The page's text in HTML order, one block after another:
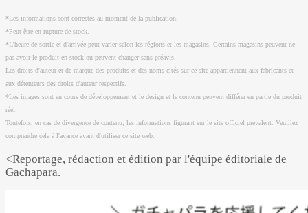
*Les informations sont correctes au moment de la publication.
*Peut être en rupture de stock.
*L'heure de sortie et d'arrivée peut varier selon les régions et les magasins. Certains magasins peuvent ne
pas avoir le produit en stock ou peuvent changer sans préavis.
Les droits d'auteur et de marque des produits et des noms cités sur ce site appartiennent aux fabricants et
aux détenteurs des droits d'auteur respectifs.
*Les images sont en cours de développement et le design et le contenu peuvent différer en partie du produit
réel.
Toutefois, en cas de divergence de contenu, les informations figurant sur le site officiel prévalent. Veuillez
comprendre cela à l'avance avant d'utiliser ce site web.
<Reportage, rédaction et édition par l'équipe éditoriale de
Gachapara.